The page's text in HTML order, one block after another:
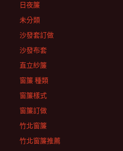
日夜簾
未分類
沙發套訂做
沙發布套
直立紗簾
窗簾 種類
窗簾樣式
窗簾訂做
竹北窗簾
竹北窗簾推薦